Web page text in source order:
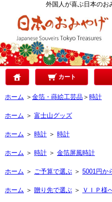
外国人が喜ぶ日本のお
カート
ホーム ＞ 金箔・蒔絵工芸品 ＞ 時計
ホーム ＞ 富士山グッズ
ホーム ＞ 時計 ＞ 時計
ホーム ＞ 時計 ＞ 金箔屏風時計
ホーム ＞ ご予算で選ぶ ＞ 5001円か
ホーム ＞ 贈り先で選ぶ ＞ ＶＩＰ様